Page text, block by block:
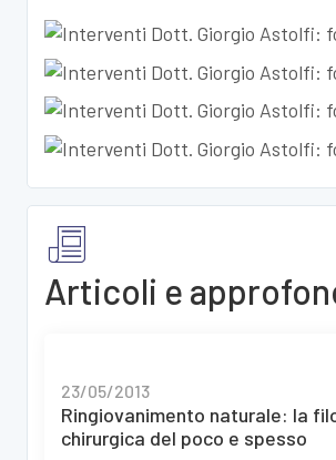
Articoli e
23/05/2013
Ringiovanimento naturale: la
chirurgica del poco e spesso